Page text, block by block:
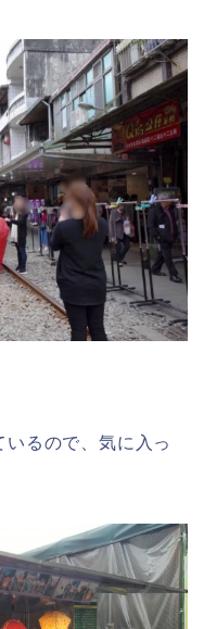
るので、気に入っ